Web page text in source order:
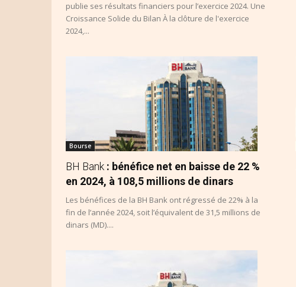
publie ses résultats financiers pour l’exercice 2024. Une
Croissance Solide du Bilan À la clôture de l'exercice
2024,...
Bourse
BH Bank : bénéfice net en baisse de 22 %
en 2024, à 108,5 millions de dinars
Les bénéfices de la BH Bank ont régressé de 22% à la
fin de l’année 2024, soit l’équivalent de 31,5 millions de
dinars (MD)....